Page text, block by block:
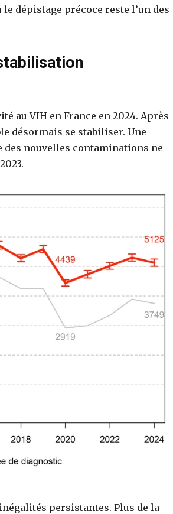
dépistage précoce reste l’un des
au VIH en France en 2024. Après
désormais se stabiliser. Une
nouvelles contaminations ne
persistantes. Plus de la